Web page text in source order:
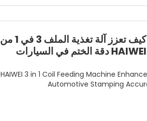
كيف تعزز آلة تغذية الملف 3 في 1 من
HAIWEI دقة الختم في السيارات